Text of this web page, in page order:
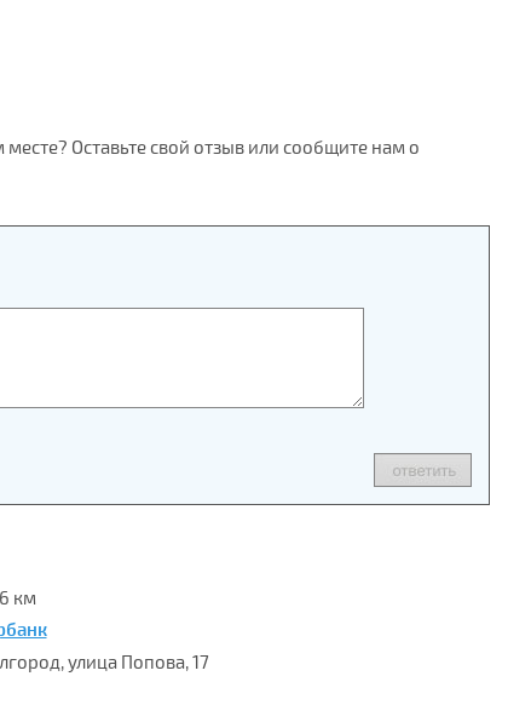
Оставьте свой отзыв или сообщите нам о
км
улица Попова, 17